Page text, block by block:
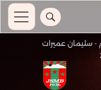
- سليمان عميرات